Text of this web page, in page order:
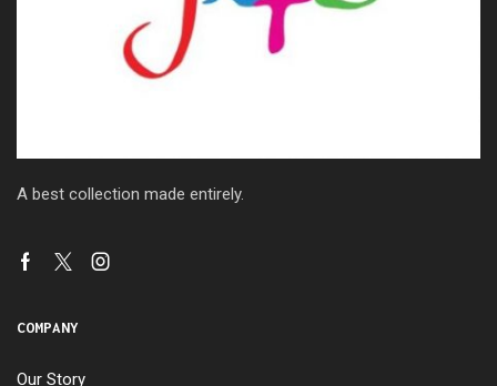
A best collection made entirely.
COMPANY
Our Story